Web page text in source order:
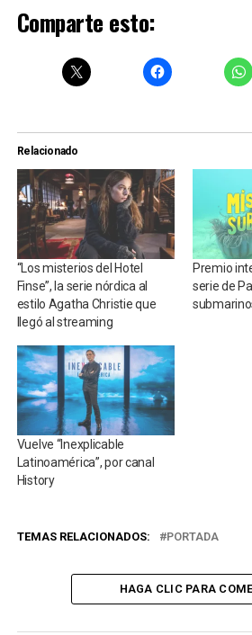
Comparte esto:
Relacionado
“Los misterios del Hotel
Finse”, la serie nórdica al
estilo Agatha Christie que
llegó al streaming
Premio
serie de
Vuelve “Inexplicable
Latinoamérica”, por canal
History
TEMAS RELACIONADOS: PORTADA
HAGA CLIC PARA